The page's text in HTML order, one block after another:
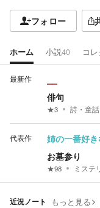
フォロー
ホーム 小説40 コ
最新作
俳句
★3 詩・童
代表作 姉の一番好
お墓参り
★98 ミステ
近況ノート もっと見る